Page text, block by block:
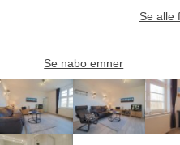
Se alle
Se nabo emner